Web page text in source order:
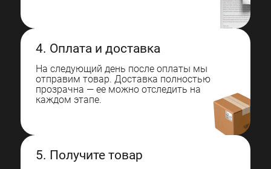
4. Оплата и доставка
На следующий день после оплаты мы
отправим товар. Доставка полностью
прозрачна — ее можно отследить на
каждом этапе.
5. Получите товар